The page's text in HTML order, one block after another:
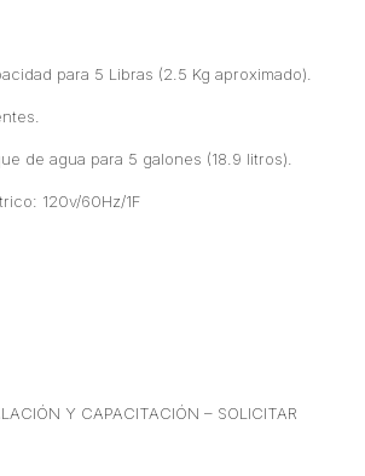
para 5 Libras (2.5 Kg aproximado).
de agua para 5 galones (18.9 litros).
120v/60Hz/1F
Y CAPACITACIÓN – SOLICITAR